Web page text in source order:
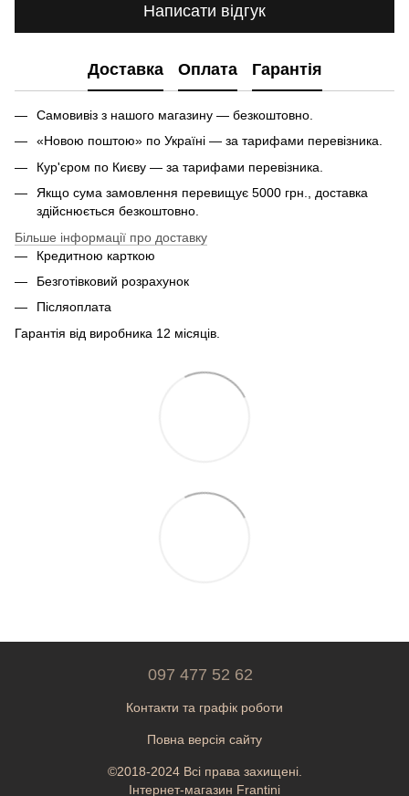
Написати відгук
Доставка Оплата Гарантія
Самовивіз з нашого магазину — безкоштовно.
«Новою поштою» по Україні — за тарифами перевізника.
Кур'єром по Києву — за тарифами перевізника.
Якщо сума замовлення перевищує 5000 грн., доставка
здійснюється безкоштовно.
Більше інформації про доставку
Кредитною карткою
Безготівковий розрахунок
Післяоплата
Гарантія від виробника 12 місяців.
097 477 52 62
Контакти та графік роботи
Повна версія сайту
©2018-2024 Всі права захищені.
Інтернет-магазин Frantini